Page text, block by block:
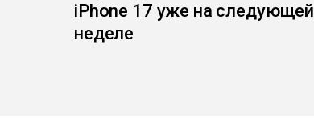
iPhone 17 уже на следующей
неделе